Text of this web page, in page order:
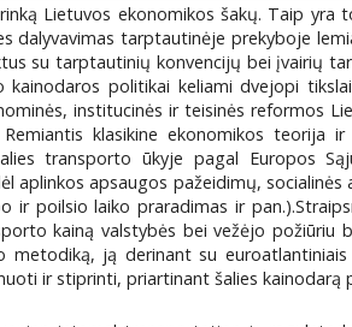
Lietuvos ekonomikos šakų. Taip
dalyvavimas tarptautinėje prekyboje
su tarptautinių konvencijų bei įvairių
politikai keliami dvejopi
institucinės ir teisinės reformos
klasikine ekonomikos teorija
transporto ūkyje pagal Europos
aplinkos apsaugos pažeidimų,
ir poilsio laiko praradimas ir
kainą valstybės bei vežėjo požiūriu
ją derinant su
ir stiprinti, priartinant šalies